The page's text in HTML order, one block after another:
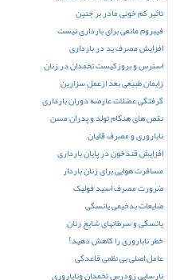
تاثیر کم خونی مادر بر جنین
فیبروم مانعی برای بارداری نیست
افزایش مصرف ید در بارداری
استرس و بروزکیست تخمدان در زنان
زایمان طبیعی بعد ازعمل سزارین
گرفتگی عضلات عارضه‌ دوران بارداری
نقص های هنگام تولد و پدران مسن
ناباروری و مصرف قلیان
افزایش قندخون در پایان بارداری
مسافرت‌ هوایی برای زنان باردار
ضرورت مصرف اسید فولیک
ضایعات بدخیمی یائسگی
یائسگی و سرطانهای شایع زنان
خطر ناباروری را کاهش دهید!
عامل اصلی بی نظمی قاعدگی
نارسایی زودرس تخمدان وناباروری